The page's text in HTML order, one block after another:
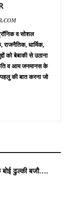
व सोशल
राजनैतिक, धार्मिक,
को बेबाकी से उठाना
व आम जनमानस के
की बात करना जो
बोई ढुल्की बजौ….